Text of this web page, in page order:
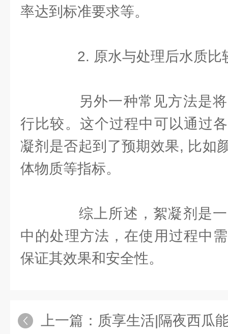
率达到标准要求等。
2. 原水与处理后水质比
另外一种常见方法是将
行比较。这个过程中可以通过
凝剂是否起到了预期效果, 比如
体物质等指标。
综上所述，絮凝剂是一
中的处理方法，在使用过程中
保证其效果和安全性。
上一篇： 质享生活|隔夜西瓜